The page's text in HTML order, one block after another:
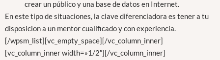
crear un público y una base de datos en Internet.
En este tipo de situaciones, la clave diferenciadora es tener a tu
disposicion a un mentor cualificado y con experiencia.
[/wpsm_list][vc_empty_space][/vc_column_inner]
[vc_column_inner width=»1/2″][/vc_column_inner]